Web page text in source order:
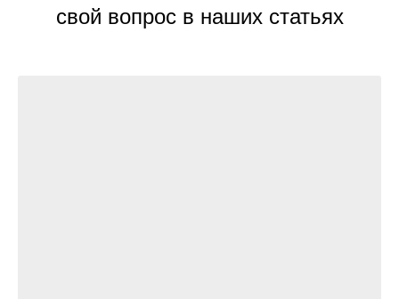
свой вопрос в наших статьях